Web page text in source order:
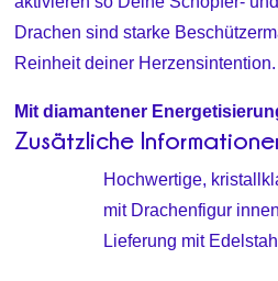
Drachen sind starke
Reinheit deiner Herzensintention.
Mit diamantener
Zusätzliche
Hochwertige,
mit Drachenfigur
Lieferung mit